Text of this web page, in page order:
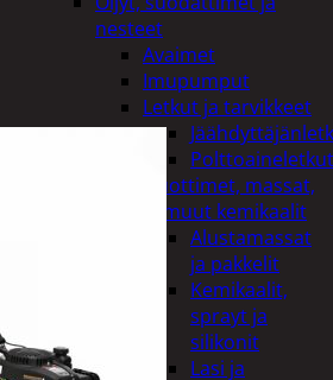
nesteet
Avaimet
Imupumput
Letkut ja tarvikkeet
Polttoaineletkut
Liuottimet, massat,
ja muut kemikaalit
Alustamassat
ja pakkelit
Kemikaalit,
sprayt ja
silikonit
Lasi ja